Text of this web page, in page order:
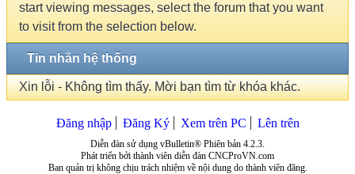
start viewing messages, select the forum that you want
to visit from the selection below.
Tin nhắn hệ thống
Xin lỗi - Không tìm thấy. Mời bạn tìm từ khóa khác.
Đăng nhập Đăng Ký Xem trên PC Lên trên
Diễn đàn sử dụng vBulletin® Phiên bản 4.2.3.
Phát triển bởi thành viên diễn đàn CNCProVN.com
Ban quản trị không chịu trách nhiệm về nội dung do thành viên đăng.